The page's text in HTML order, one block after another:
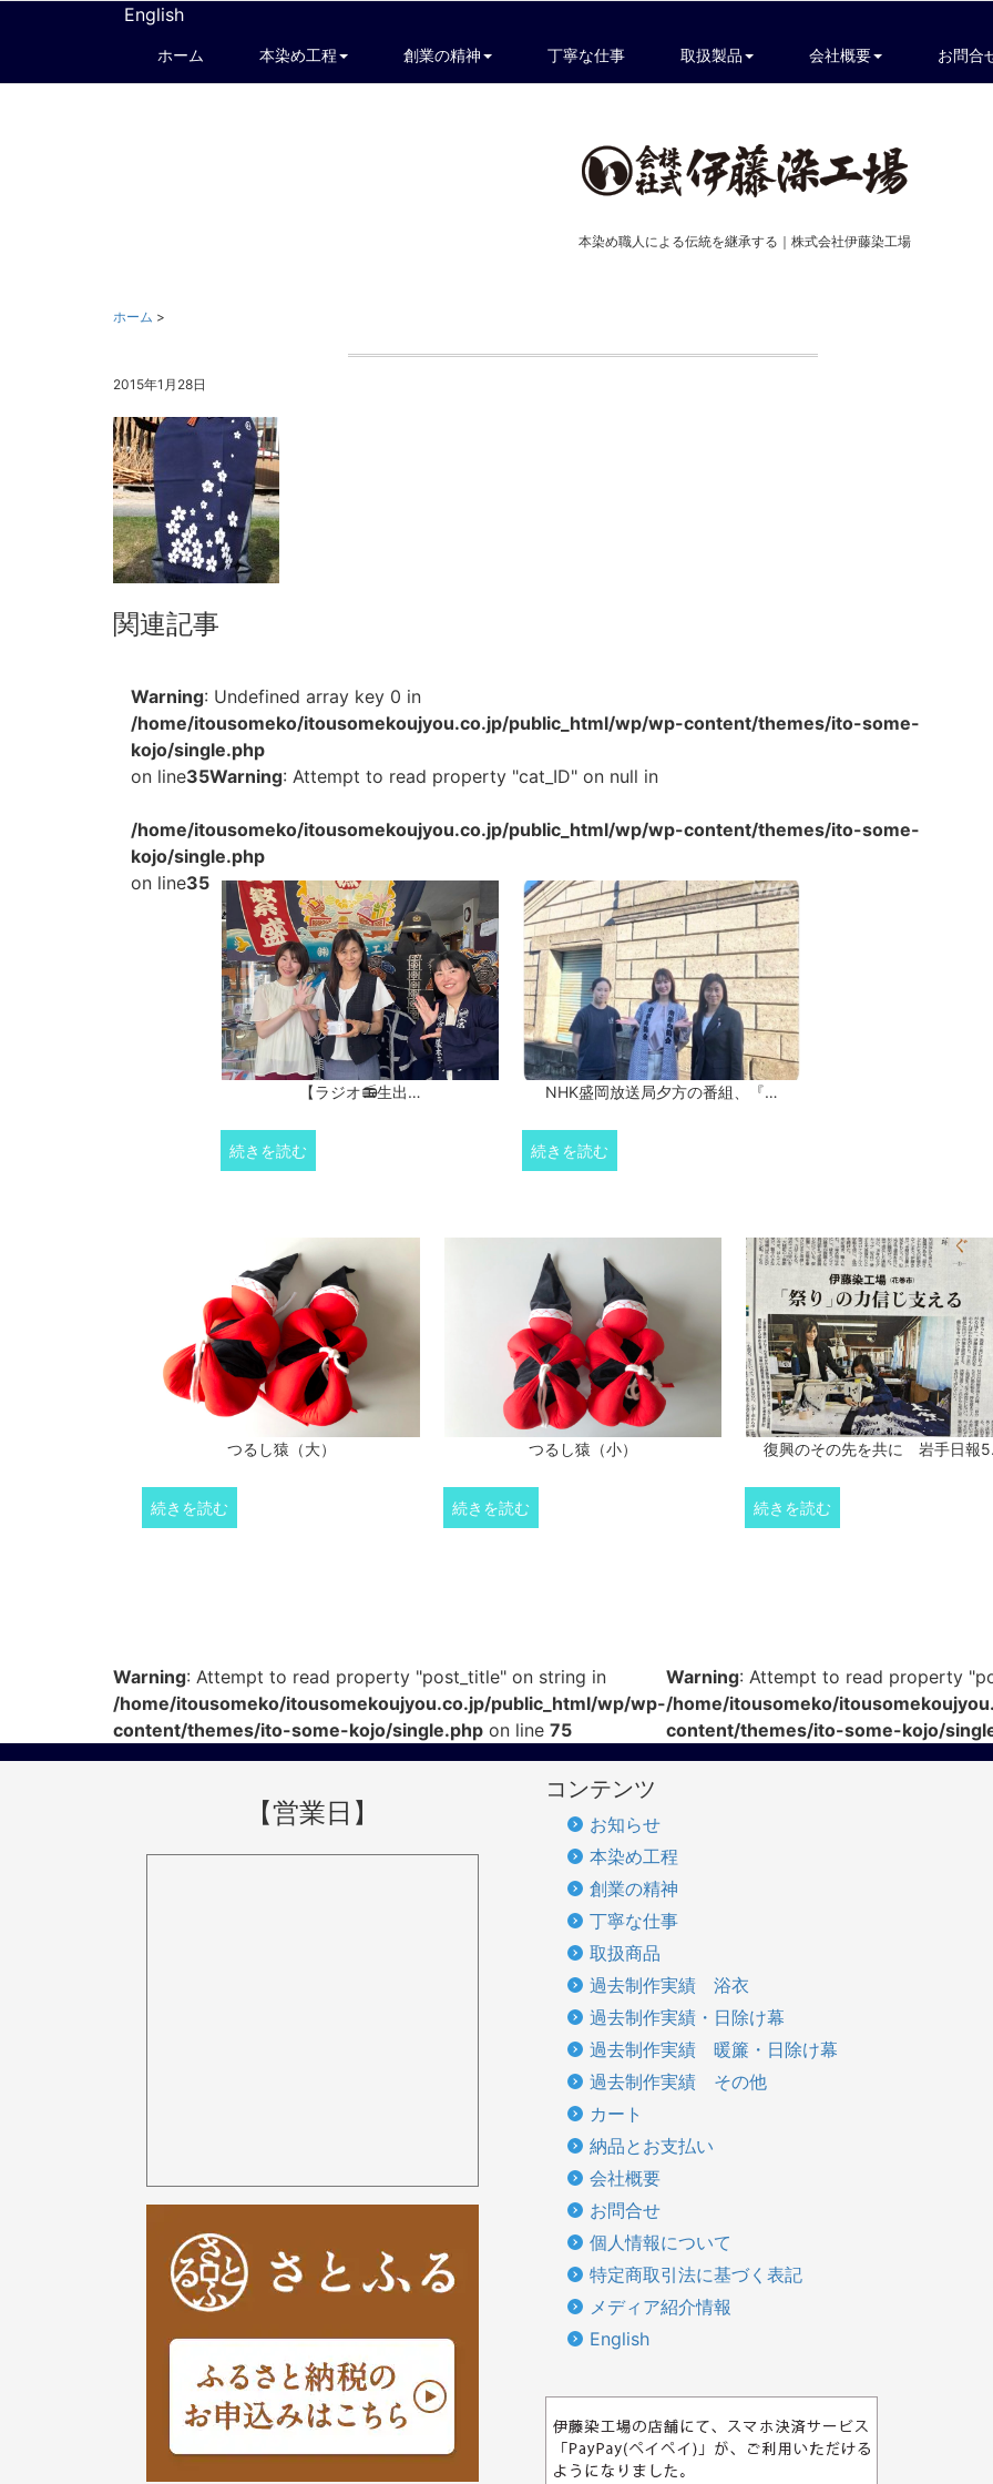
English
ホーム 本染め工程 創業の精神 丁寧な仕事 取扱製品 会社概要 お問合
本染め職人による伝統を継承する｜株式会社伊藤染工場
ホーム >
2015年1月28日
関連記事
Warning: Undefined array key 0 in
/home/itousomeko/itousomekoujyou.co.jp/public_html/wp/wp-content/themes/ito-some-
kojo/single.php
on line35Warning: Attempt to read property "cat_ID" on null in
/home/itousomeko/itousomekoujyou.co.jp/public_html/wp/wp-content/themes/ito-some-
kojo/single.php
on line35
【ラジオ📻生出…
続きを読む
NHK盛岡放送局夕方の番組、『…
続きを読む
つるし猿（大）
続きを読む
つるし猿（小）
続きを読む
復興のその先を共に 岩手日報
続きを読む
Warning: Attempt to read property "post_title" on string in
/home/itousomeko/itousomekoujyou.co.jp/public_html/wp/wp-
content/themes/ito-some-kojo/single.php on line 75
Warning: Attempt to read property
/home/itousomeko/
content/themes/ito-some-kojo/
【営業日】
コンテンツ
お知らせ
本染め工程
創業の精神
丁寧な仕事
取扱商品
過去制作実績 浴衣
過去制作実績・日除け幕
過去制作実績 暖簾・日除け幕
過去制作実績 その他
カート
納品とお支払い
会社概要
お問合せ
個人情報について
特定商取引法に基づく表記
メディア紹介情報
English